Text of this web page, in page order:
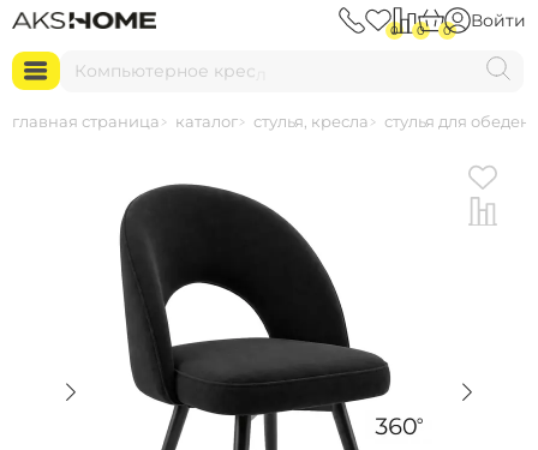
0 0 0 Войти
Компьют ерное крес
главная страница каталог стулья, кресла стулья для